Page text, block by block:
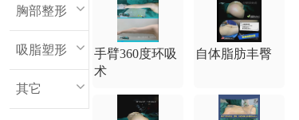
胸部整形
吸脂塑形
其它
手臂360度环吸
术
自体脂肪丰臀